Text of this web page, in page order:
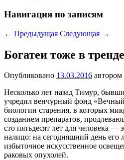
Навигация по записям
← Предыдущая Следующая →
Богатеи тоже в тренде
Опубликовано 13.03.2016 автором
Несколько лет назад Тимур,
учредил вен­чурный фонд
биологии старе­ния, в которых
созданием препаратов,
сто пятьдесят лет для человека —
налицо: на сегодняшний день его
избы­точное искусственное
раковых опухолей.